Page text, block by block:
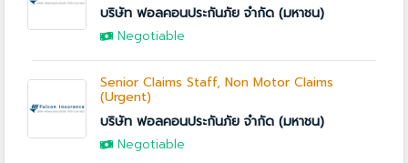
บริษัท ฟอลคอนประกันภัย จำกัด (มหาชน)
Negotiable
Senior Claims Staff, Non Motor Claims
(Urgent)
บริษัท ฟอลคอนประกันภัย จำกัด (มหาชน)
Negotiable